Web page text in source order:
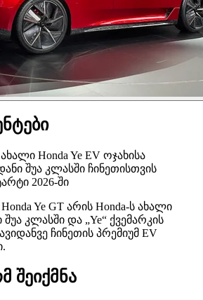
Honda Ye EV ოჯახისა
შუა კლასში ჩინეთისთვის
2026-ში
Ye GT არის Honda-ს ახალი
კლასში და „Ye“ ქვემარკის
ჩინეთის პრემიუმ EV
შეიქმნა